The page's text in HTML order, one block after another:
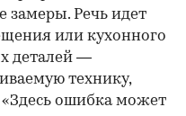
замеры. Речь идет
или кухонного
деталей —
технику,
ошибка может